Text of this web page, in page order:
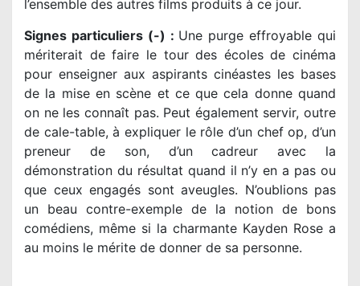
l’ensemble des autres films produits à ce jour.
Signes particuliers (-) : Une purge effroyable qui
mériterait de faire le tour des écoles de cinéma
pour enseigner aux aspirants cinéastes les bases
de la mise en scène et ce que cela donne quand
on ne les connaît pas. Peut également servir, outre
de cale-table, à expliquer le rôle d’un chef op, d’un
preneur de son, d’un cadreur avec la
démonstration du résultat quand il n’y en a pas ou
que ceux engagés sont aveugles. N’oublions pas
un beau contre-exemple de la notion de bons
comédiens, même si la charmante Kayden Rose a
au moins le mérite de donner de sa personne.